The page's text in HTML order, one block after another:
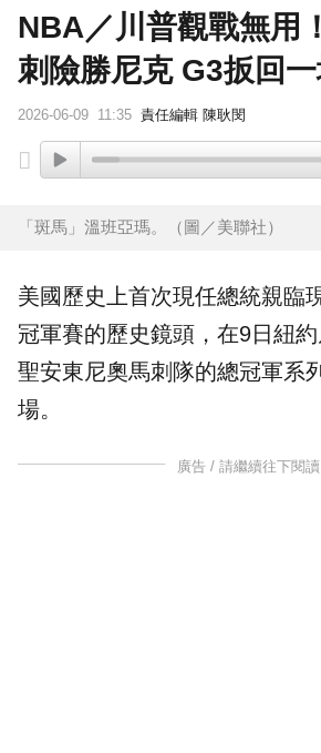
NBA／川普觀戰無用
刺險勝尼克 G3扳回
2026-06-09 11:35 責任編輯 陳耿閔
「斑馬」溫班亞瑪。（圖／美聯社）
美國歷史上首次現任總統親臨
冠軍賽的歷史鏡頭，在9日紐約
聖安東尼奧馬刺 隊的總冠軍系
場。
廣告 / 請繼續往下閱讀